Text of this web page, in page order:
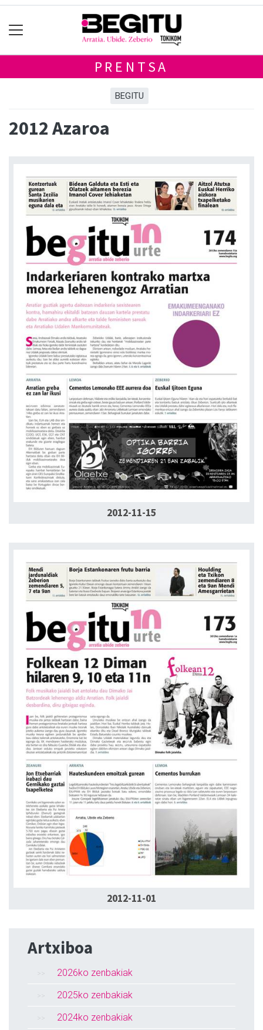
PRENTSA
BEGITU
2012 Azaroa
2012-11-15
2012-11-01
Artxiboa
2026ko zenbakiak
2025ko zenbakiak
2024ko zenbakiak